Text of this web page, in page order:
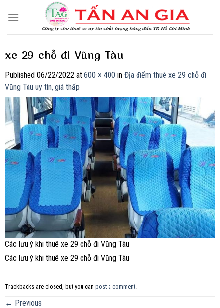
xe-29-chỗ-đi-Vũng-Tàu
Published 06/22/2022 at 600 × 400 in Địa điểm thuê xe 29 chỗ đi
Vũng Tàu uy tín, giá thấp
Các lưu ý khi thuê xe 29 chỗ đi Vũng Tàu
Các lưu ý khi thuê xe 29 chỗ đi Vũng Tàu
Trackbacks are closed, but you can post a comment.
← Previous